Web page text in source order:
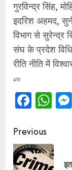
गुरविन्द्र सिंह,
इदरिश अहमद,
विभाग से सुरेन्द्र
संघ के प्रदेश
रीति नीति में
419
Continue
Reading
Previous